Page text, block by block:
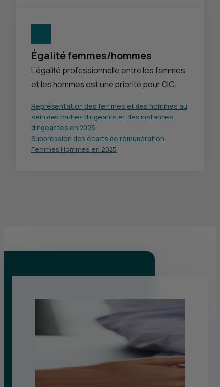
Égalité femmes/hommes
L’égalité professionnelle entre les femmes
et les hommes est une priorité pourCIC.
Représentation des femmes et des hommes au
sein des cadres dirigeants et des instances
dirigeantes en 2025
Suppression des écarts de rémunération
Femmes Hommes en 2025